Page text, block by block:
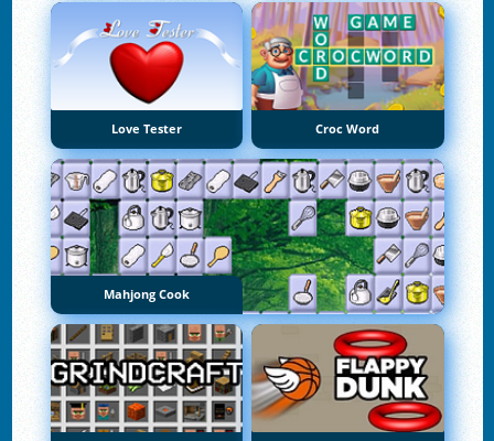
Love Tester Croc Word
Mahjong Cook